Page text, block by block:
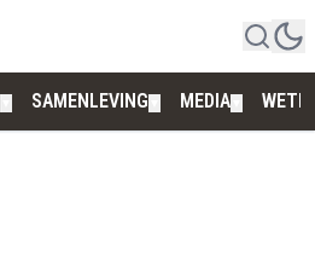
SAMENLEVING MEDIA